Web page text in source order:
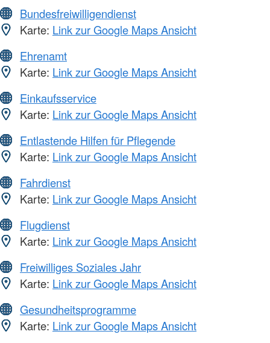
Bundesfreiwilligendienst
Karte: Link zur Google Maps Ansicht
Ehrenamt
Karte: Link zur Google Maps Ansicht
Einkaufsservice
Karte: Link zur Google Maps Ansicht
Entlastende Hilfen für Pflegende
Karte: Link zur Google Maps Ansicht
Fahrdienst
Karte: Link zur Google Maps Ansicht
Flugdienst
Karte: Link zur Google Maps Ansicht
Freiwilliges Soziales Jahr
Karte: Link zur Google Maps Ansicht
Gesundheitsprogramme
Karte: Link zur Google Maps Ansicht